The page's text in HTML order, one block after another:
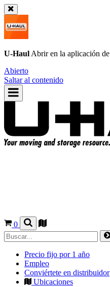
U-Haul Abrir en la aplicación de
Abierto
Saltar al contenido
0
Precio fijo por 1 año
Empleo
Conviértete en distribuidor
Ubicaciones